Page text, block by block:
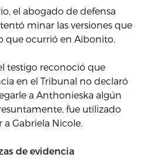
el abogado de defensa
minar las versiones que
que ocurrió en Aibonito.
testigo reconoció que
en el Tribunal no declaró
a Anthonieska algún
fue utilizado
a Gabriela Nicole.
de evidencia